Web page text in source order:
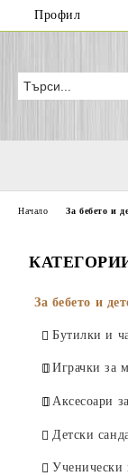
Профил
За бебето и
Бутилки и
Играчки за
Водни
Играчки
Детски
Аксесоари
Детски и
Детски и
Детски
Ученически
Начало За бебето и